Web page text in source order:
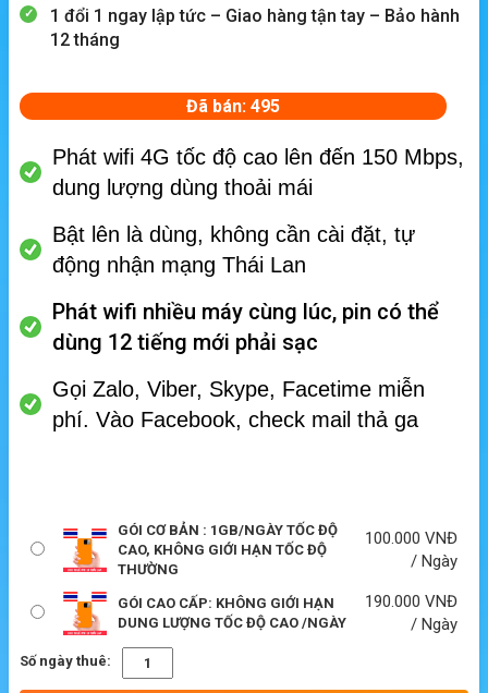
1 đổi 1 ngay lập tức – Giao hàng tận tay – Bảo hành
12 tháng
Đã bán: 495
Phát wifi 4G tốc độ cao lên đến 150 Mbps,
dung lượng dùng thoải mái
Bật lên là dùng, không cần cài đặt, tự
động nhận mạng Thái Lan
Phát wifi nhiều máy cùng lúc, pin có thể
dùng 12 tiếng mới phải sạc
Gọi Zalo, Viber, Skype, Facetime miễn
phí. Vào Facebook, check mail thả ga
GÓI CƠ BẢN : 1GB/NGÀY TỐC ĐỘ
CAO, KHÔNG GIỚI HẠN TỐC ĐỘ
THƯỜNG
100.000 VNĐ
/ Ngày
GÓI CAO CẤP: KHÔNG GIỚI HẠN
DUNG LƯỢNG TỐC ĐỘ CAO /NGÀY
190.000 VNĐ
/ Ngày
Số ngày thuê: